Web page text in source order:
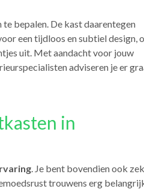
bepalen. De kast daarentegen
een tijdloos en subtiel design,
uit. Met aandacht voor jouw
adviseren je er
in
. Je bent bovendien ook
trouwens erg